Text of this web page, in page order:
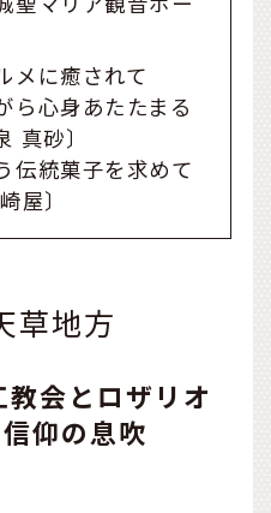
メに癒されて
ら心身あたたまる
真砂〕
伝統菓子を求めて
屋〕
草地方
教会とロザリオ
仰の息吹